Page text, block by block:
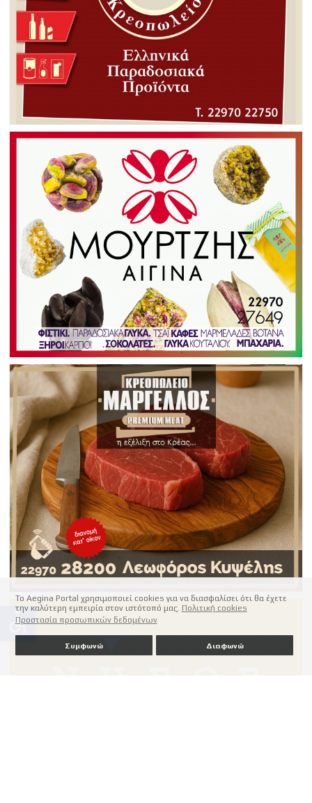
Το Aegina Portal χρησιμοποιεί cookies για να διασφαλίσει ότι θα έχετε
την καλύτερη εμπειρία στον ιστότοπό μας. Πολιτική cookies
Προστασία προσωπικών δεδομένων
Συμφωνώ Διαφωνώ
accessible